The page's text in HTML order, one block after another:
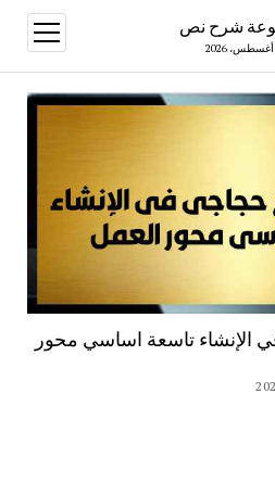
شرح نص
open
menu
تاسعة اساسي محور